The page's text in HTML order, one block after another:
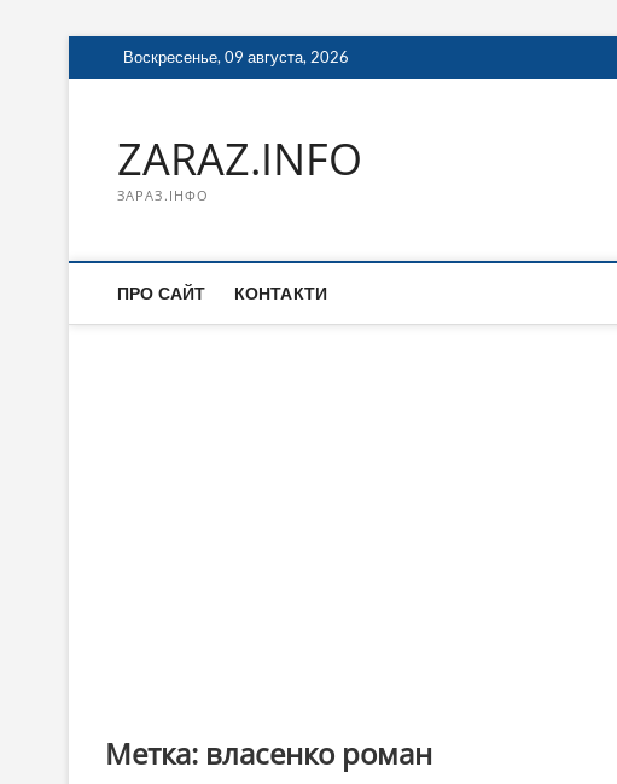
Перейти
к
Воскресенье, 09 августа, 2026
ZARAZ.INFO
ЗАРАЗ.ІНФО
ПРО САЙТ КОНТАКТИ
Метка: власенко роман